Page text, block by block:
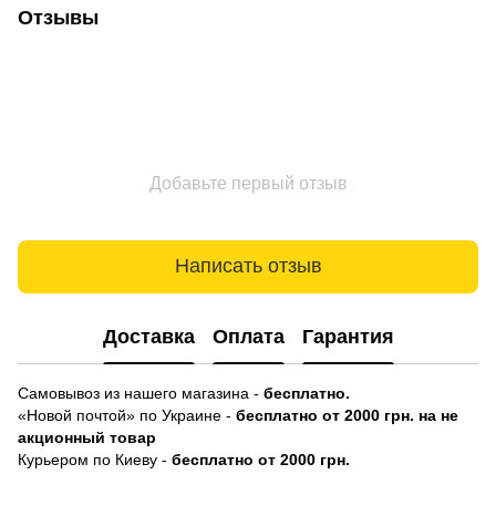
Отзывы
Добавьте первый отзыв
Написать отзыв
Доставка Оплата Гарантия
Самовывоз из нашего магазина - бесплатно.
«Новой почтой» по Украине - бесплатно от 2000 грн. на не
акционный товар
Курьером по Киеву - бесплатно от 2000 грн.